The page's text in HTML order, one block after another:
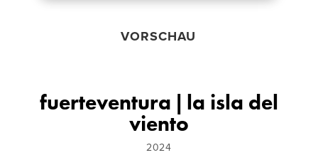
VORSCHAU
fuerteventura | la isla del
viento
2024